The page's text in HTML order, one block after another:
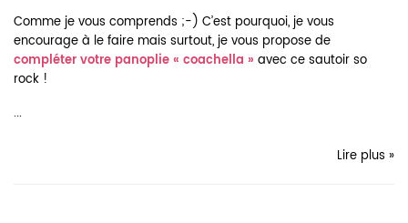
Comme je vous comprends ;-) C’est pourquoi, je vous
encourage à le faire mais surtout, je vous propose de
compléter votre panoplie « coachella » avec ce sautoir so
rock !
...
Lire plus »